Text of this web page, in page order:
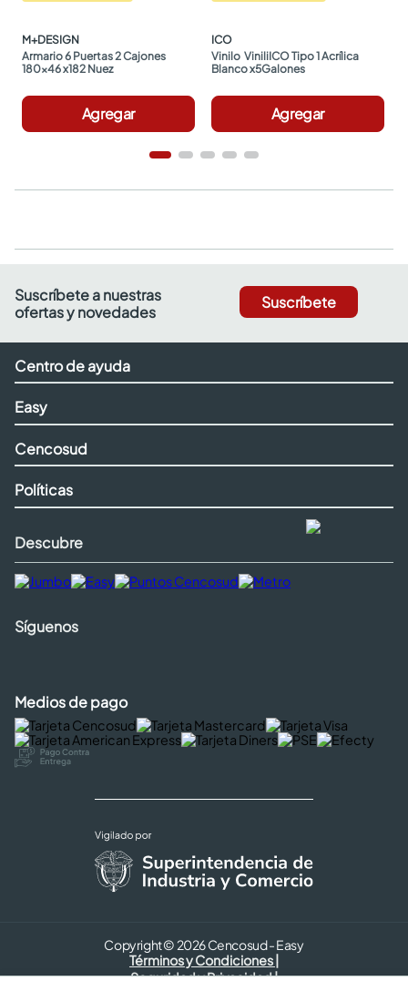
M+DESIGN
Armario 6 Puertas 2 Cajones
180x46 x182 Nuez
Agregar
ICO
Vinilo  ViniliICO Tipo 1 Acrílica
Blanco x5Galones
Agregar
Suscríbete a nuestras
ofertas y novedades
Suscríbete
Centro de ayuda
Easy
Cencosud
Políticas
Descubre
Síguenos
Medios de pago
Copyright © 2026 Cencosud - Easy
Términos y Condiciones |
Seguridad y Privacidad |